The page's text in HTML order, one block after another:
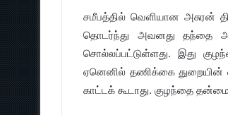
சமீபத்தில் வெளியான அசுரன்
தொடர்ந்து அவனது தந்தை அந்த
சொல்லப்பட்டுள்ளது. இது
ஏனெனில் தணிக்கை துறையின்
காட்டக் கூடாது. குழந்தை